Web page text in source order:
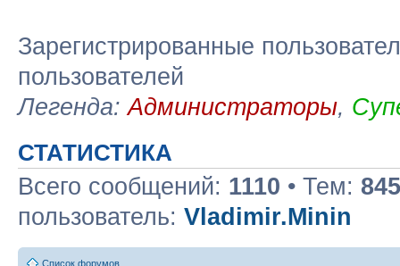
Зарегистрированные
пользователей
Легенда:Администраторы,
СТАТИСТИКА
Всего сообщений: 1110 • Тем: 845
пользователь: Vladimir.Minin
Список форумов